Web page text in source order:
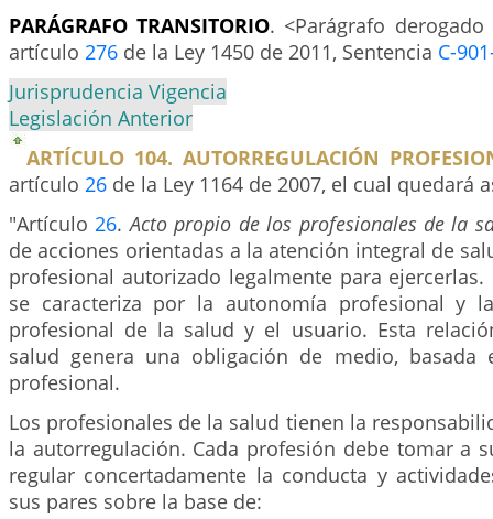
PARÁGRAFO TRANSITORIO. <Parágrafo
artículo 276 de la Ley 1450 de 2011, Sentencia C-
Jurisprudencia Vigencia
Legislación Anterior
ARTÍCULO 104. AUTORREGULACIÓN
artículo 26 de la Ley 1164 de 2007, el cual quedará
"Artículo26.Acto propio de los profesionales de la
de acciones orientadas a la atención integral de
profesional autorizado legalmente para
se caracteriza por la autonomía profesional y
profesional de la salud y el usuario. Esta
salud genera una obligación de medio, basada
profesional.
Los profesionales de la salud tienen la
la autorregulación. Cada profesión debe tomar a
regular concertadamente la conducta y
sus pares sobre la base de: